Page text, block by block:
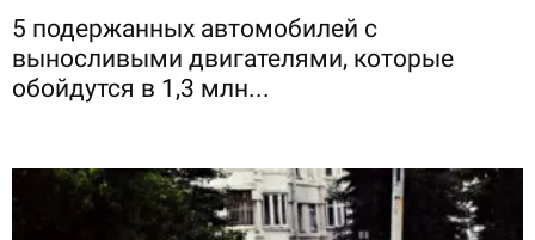
5 подержанных автомобилей с
выносливыми двигателями, которые
обойдутся в 1,3 млн...